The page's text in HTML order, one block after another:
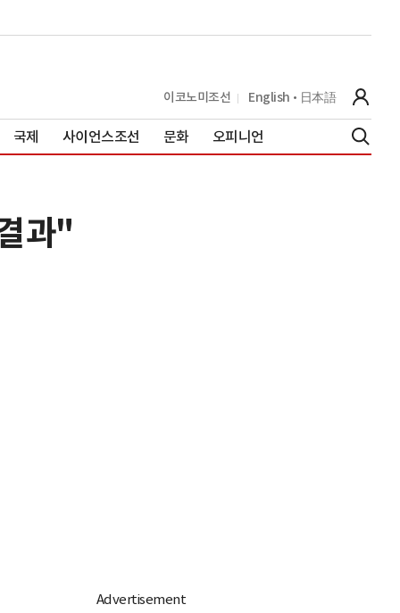
이코노미조선 English 日本語
국제 사이언스조선 문화 오피니언
과"